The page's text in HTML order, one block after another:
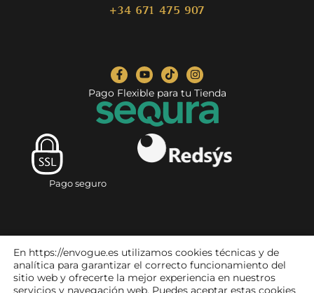
+34 671 475 907
Pago Flexible para tu Tienda
Pago seguro
En https://envogue.es utilizamos cookies técnicas y de
analítica para garantizar el correcto funcionamiento del
sitio web y ofrecerte la mejor experiencia en nuestros
servicios y navegación web. Puedes aceptar estas cookies